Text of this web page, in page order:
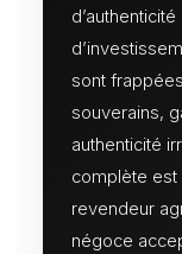
sont
souverains,
authenticité
complète est
revendeur
négoce